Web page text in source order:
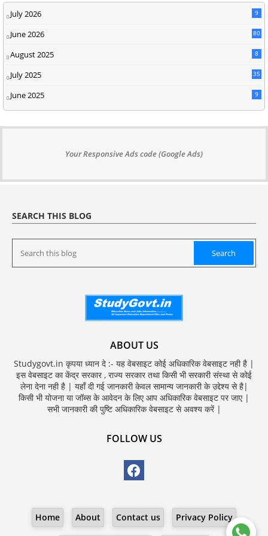
July 2026 9
June 2026 80
August 2025 8
July 2025 35
June 2025 9
Your Responsive Ads code (Google Ads)
SEARCH THIS BLOG
ABOUT US
Studygovt.in कृपया ध्यान दे :- यह वेबसाइट कोई अधिकारिक वेबसाइट नही है |
इस वेबसाइट का केंद्र सरकार , राज्य सरकार तथा किसी भी सरकारी संस्था से कोई
लेना देना नही है | यहाँ दी गई जानकारी केवल सामान्य जानकारी के उद्देश्य से है|
किसी भी योजना या जॉब्स के आवेदन के लिए आप अधिकारिक वेबसाइट पर जाए |
सभी जानकारी की पुष्टि अधिकारिक वेबसाइट से अवश्य करें |
FOLLOW US
Home About Contact us Privacy Policy